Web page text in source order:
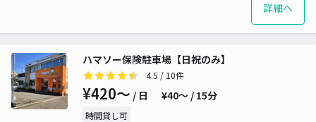
詳細へ
ハマソー保険駐車場【日祝のみ】
4.5 / 10件
¥420〜 / 日 ¥40〜 / 15分
時間貸し可